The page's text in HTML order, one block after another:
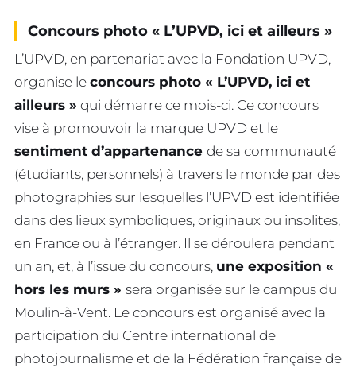
Concours photo « L’UPVD, ici et ailleurs »
L’UPVD, en partenariat avec la Fondation UPVD,
organise le concours photo « L’UPVD, ici et
ailleurs » qui démarre ce mois-ci. Ce concours
vise à promouvoir la marque UPVD et le
sentiment d’appartenance de sa communauté
(étudiants, personnels) à travers le monde par des
photographies sur lesquelles l’UPVD est identifiée
dans des lieux symboliques, originaux ou insolites,
en France ou à l’étranger. Il se déroulera pendant
un an, et, à l’issue du concours, une exposition «
hors les murs » sera organisée sur le campus du
Moulin-à-Vent. Le concours est organisé avec la
participation du Centre international de
photojournalisme et de la Fédération française de